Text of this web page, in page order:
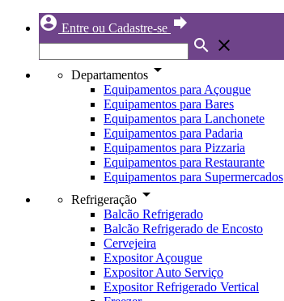
account_circle Entre ou Cadastre-se forward
search close
Departamentos arrow_drop_down
Equipamentos para Açougue
Equipamentos para Bares
Equipamentos para Lanchonete
Equipamentos para Padaria
Equipamentos para Pizzaria
Equipamentos para Restaurante
Equipamentos para Supermercados
Refrigeração arrow_drop_down
Balcão Refrigerado
Balcão Refrigerado de Encosto
Cervejeira
Expositor Açougue
Expositor Auto Serviço
Expositor Refrigerado Vertical